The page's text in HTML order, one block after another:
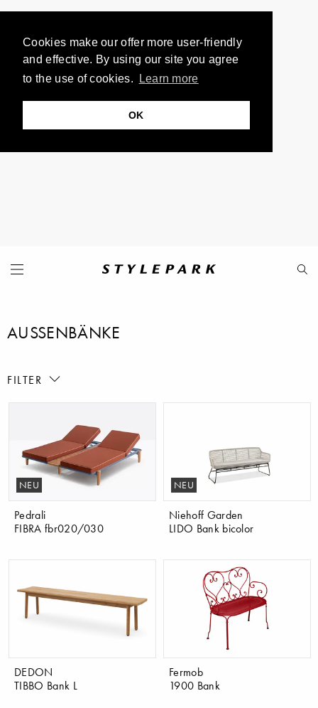
Cookies make our offer more user-friendly
and effective. By using our site you agree
to the use of cookies.
Learn more
OK
AUSSENBÄNKE
FILTER
NEU
Pedrali
FIBRA fbr020/030
NEU
​Niehoff Garden
LIDO Bank bicolor
DEDON
TIBBO Bank L
Fermob
1900 Bank